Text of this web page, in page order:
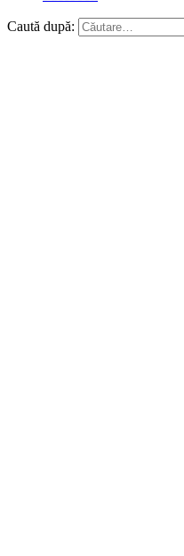
Caută după: